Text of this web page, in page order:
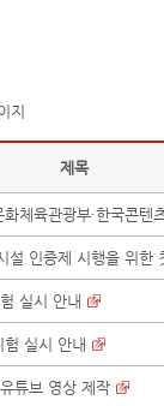
지
제목
체육관광부·한국콘텐
설 인증제 시행을 위한
실시 안내
실시 안내
튜브 영상 제작